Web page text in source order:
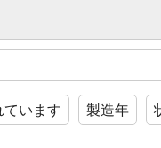
います 製造年